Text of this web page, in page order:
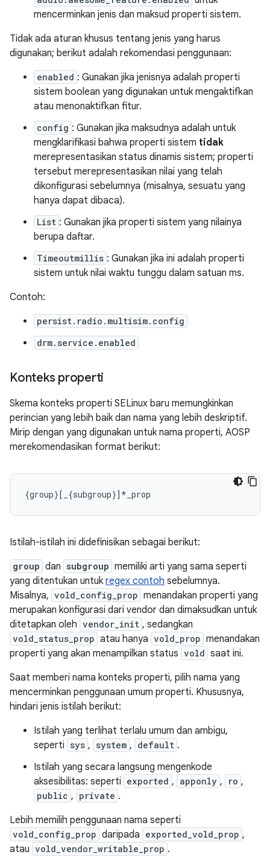
mencerminkan jenis dan maksud properti sistem.
Tidak ada aturan khusus tentang jenis yang harus
digunakan; berikut adalah rekomendasi penggunaan:
enabled : Gunakan jika jenisnya adalah properti
sistem boolean yang digunakan untuk mengaktifkan
atau menonaktifkan fitur.
config : Gunakan jika maksudnya adalah untuk
mengklarifikasi bahwa properti sistem tidak
merepresentasikan status dinamis sistem; properti
tersebut merepresentasikan nilai yang telah
dikonfigurasi sebelumnya (misalnya, sesuatu yang
hanya dapat dibaca).
List : Gunakan jika properti sistem yang nilainya
berupa daftar.
Timeoutmillis : Gunakan jika ini adalah properti
sistem untuk nilai waktu tunggu dalam satuan ms.
Contoh:
persist.radio.multisim.config
drm.service.enabled
Konteks properti
Skema konteks properti SELinux baru memungkinkan
perincian yang lebih baik dan nama yang lebih deskriptif.
Mirip dengan yang digunakan untuk nama properti, AOSP
merekomendasikan format berikut:
Istilah-istilah ini didefinisikan sebagai berikut:
group dan subgroup memiliki arti yang sama seperti
yang ditentukan untuk regex contoh sebelumnya.
Misalnya, vold_config_prop menandakan properti yang
merupakan konfigurasi dari vendor dan dimaksudkan untuk
ditetapkan oleh vendor_init , sedangkan
vold_status_prop atau hanya vold_prop menandakan
properti yang akan menampilkan status vold saat ini.
Saat memberi nama konteks properti, pilih nama yang
mencerminkan penggunaan umum properti. Khususnya,
hindari jenis istilah berikut:
Istilah yang terlihat terlalu umum dan ambigu,
seperti sys , system , default .
Istilah yang secara langsung mengenkode
aksesibilitas: seperti exported , apponly , ro ,
public , private .
Lebih memilih penggunaan nama seperti
vold_config_prop daripada exported_vold_prop ,
atau vold_vendor_writable_prop .